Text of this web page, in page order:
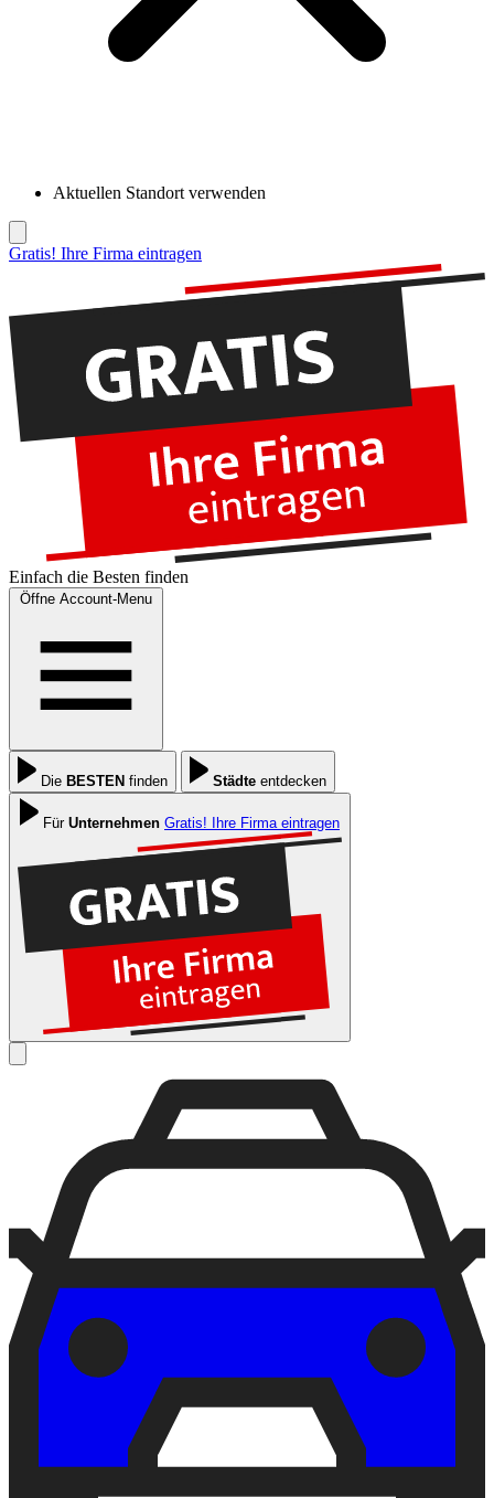
Aktuellen Standort verwenden
Gratis! Ihre Firma eintragen
Einfach die Besten finden
Öffne Account-Menu
Die BESTEN finden Städte entdecken
Für Unternehmen Gratis! Ihre Firma eintragen